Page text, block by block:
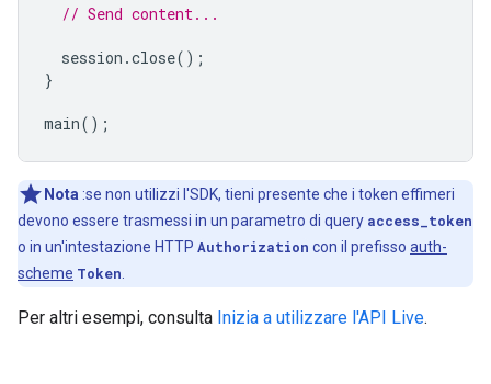
// Send content...
session .close();
}
main();
Nota :se non utilizzi l'SDK, tieni presente che i token effimeri
devono essere trasmessi in un parametro di query access_token
o in un'intestazione HTTP Authorization con il prefisso auth-
scheme Token.
Per altri esempi, consulta Inizia a utilizzare l'API Live.